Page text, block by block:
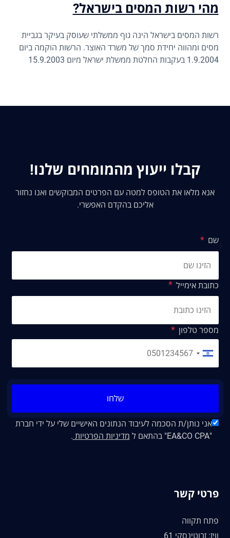
מהי רשות המסים בישראל?
רשות המסים בישראל הינה גוף ממשלתי שעוסק בעיקר בגביית
מסים ומהווה יחידת סמך של משרד האוצר. הרשות הוקמה ביום
1.9.2004 בעקבות החלטת ממשלת ישראל מיום 15.9.2003
קבלו ייעוץ מהמומחים שלנו!
אנא מלאו את הטופס למטה עם הפרטים המבוקשים ואנו נחזור
אליכם בהקדם האפשרי.
שם
כתובת אימייל
מספר טלפון
שלחו
אני נותן/ת הסכמה לעיבוד הנתונים האישיים שלי על ידי חברת
"EA&CO CPA" בהתאם ל
מדיניות הפרטיות .
פרטי קשר
פתח תקווה
וויז: זבוטינסקי 61